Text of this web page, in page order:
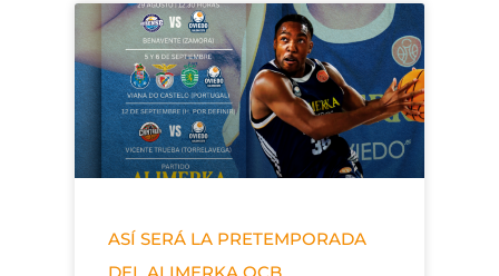
ASÍ SERÁ LA PRETEMPORADA